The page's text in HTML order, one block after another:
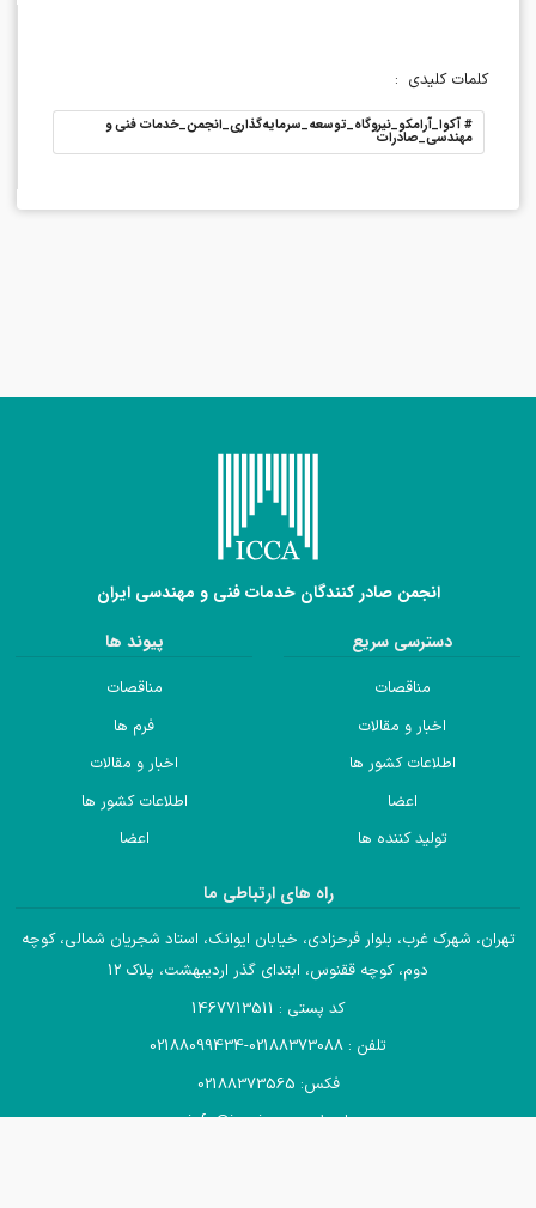
کلمات کلیدی :
#آکوا_آرامکو_نیروگاه_توسعه_سرمایه‌گذاری_انجمن_خدمات فنی و
مهندسی_صادرات
انجمن صادر کنندگان خدمات فنی و مهندسی ایران
دسترسی سریع
مناقصات
اخبار و مقالات
اطلاعات کشور ها
اعضا
تولید کننده ها
پیوند ها
مناقصات
فرم ها
اخبار و مقالات
اطلاعات کشور ها
اعضا
راه های ارتباطی ما
تهران، شهرک غرب، بلوار فرحزادی، خیابان ایوانک، استاد شجریان شمالی، کوچه
دوم، کوچه ققنوس، ابتدای گذر اردیبهشت، پلاک 12
کد پستی : 1467713511
تلفن : 02188373088-02188099434
فکس: 02188373565
ایمیل : info@iccair.com